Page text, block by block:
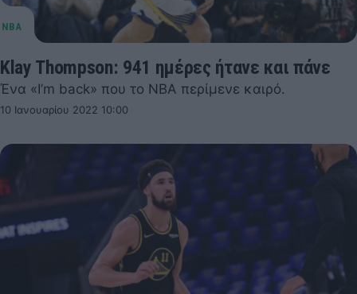
Klay Thompson: 941 ημέρες ήτανε και πάνε
Ένα «I’m back» που το ΝΒΑ περίμενε καιρό.
10 Ιανουαρίου 2022 10:00